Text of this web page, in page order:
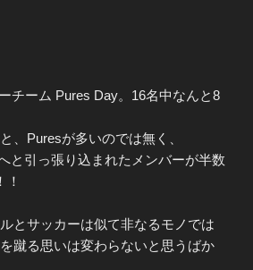
チーム Pures Day。16名中なんと8
、Puresが多いのでは無く、
と引っ張り込まれたメンバーが半数
！
とサッカーは似て非なるモノでは
蹴る思いは変わらないと思うばか